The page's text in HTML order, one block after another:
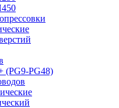
(PG9-PG48)